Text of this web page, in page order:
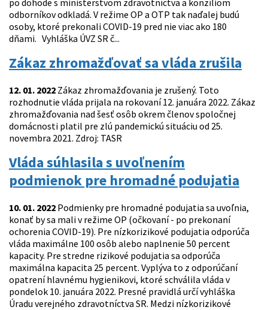
po dohode s ministerstvom zdravotníctva a konzíliom
odborníkov odkladá. V režime OP a OTP tak naďalej budú
osoby, ktoré prekonali COVID-19 pred nie viac ako 180
dňami. Vyhláška ÚVZ SR č...
Zákaz zhromažďovať sa vláda zrušila
12. 01. 2022 Zákaz zhromažďovania je zrušený. Toto
rozhodnutie vláda prijala na rokovaní 12. januára 2022. Zákaz
zhromažďovania nad šesť osôb okrem členov spoločnej
domácnosti platil pre zlú pandemickú situáciu od 25.
novembra 2021. Zdroj: TASR
Vláda súhlasila s uvoľnením
podmienok pre hromadné podujatia
10. 01. 2022 Podmienky pre hromadné podujatia sa uvoľnia,
konať by sa mali v režime OP (očkovaní - po prekonaní
ochorenia COVID-19). Pre nízkorizikové podujatia odporúča
vláda maximálne 100 osôb alebo naplnenie 50 percent
kapacity. Pre stredne rizikové podujatia sa odporúča
maximálna kapacita 25 percent. Vyplýva to z odporúčaní
opatrení hlavnému hygienikovi, ktoré schválila vláda v
pondelok 10. januára 2022. Presné pravidlá určí vyhláška
Úradu verejného zdravotníctva SR. Medzi nízkorizikové